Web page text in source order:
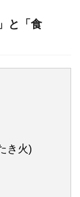
と「食
き火)